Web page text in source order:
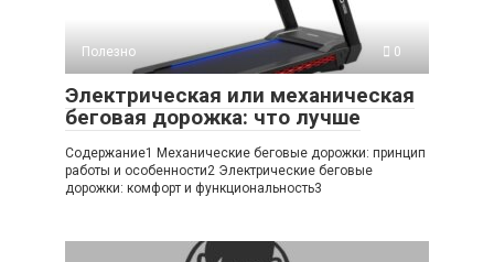
Полезно 0
Электрическая или механическая
беговая дорожка: что лучше
Содержание1 Механические беговые дорожки: принцип
работы и особенности2 Электрические беговые
дорожки: комфорт и функциональность3